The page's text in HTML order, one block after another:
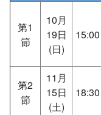
第1
節
10月
19日
(日)
15:00
第2
節
11月
15日
(土)
18:30